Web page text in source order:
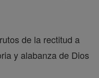
de la rectitud a
y alabanza de Dios